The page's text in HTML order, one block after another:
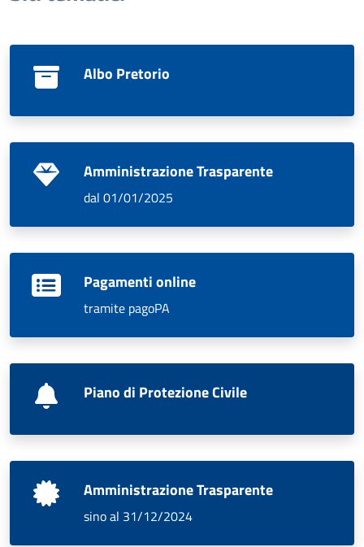
Albo Pretorio
Amministrazione Trasparente
dal 01/01/2025
Pagamenti online
tramite pagoPA
Piano di Protezione Civile
Amministrazione Trasparente
sino al 31/12/2024